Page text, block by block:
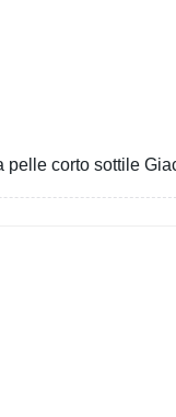
pelle corto sottile